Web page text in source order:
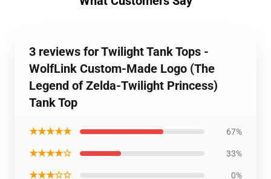
3 reviews for Twilight Tank Tops -
WolfLink Custom-Made Logo (The
Legend of Zelda-Twilight Princess)
Tank Top
★★★★★ 67%
★★★★☆ 33%
★★★☆☆ 0%